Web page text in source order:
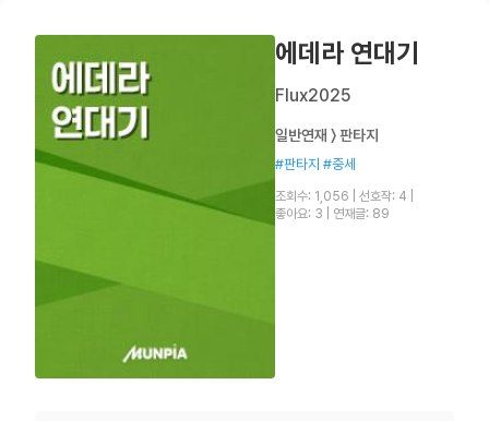
에데라 연대기
Flux2025
일반연재 〉 판타지
#판타지 #중세
조회수: 1,056 선호작: 4
좋아요: 3
연재글: 89